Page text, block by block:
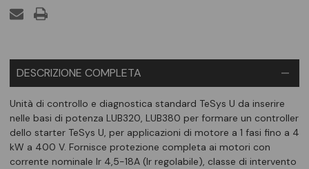
DESCRIZIONE COMPLETA
Unità di controllo e diagnostica standard TeSys U da inserire
nelle basi di potenza LUB320, LUB380 per formare un controller
dello starter TeSys U, per applicazioni di motore a 1 fasi fino a 4
kW a 400 V. Fornisce protezione completa ai motori con
corrente nominale Ir 4,5-18A (Ir regolabile), classe di intervento